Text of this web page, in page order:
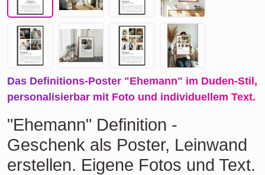
Das Definitions-Poster "Ehemann" im Duden-Stil,
personalisierbar mit Foto und individuellem Text.
"Ehemann" Definition -
Geschenk als Poster, Leinwand
erstellen. Eigene Fotos und Text.